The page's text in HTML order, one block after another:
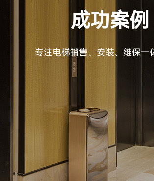
成功案例
专注电梯销售、安装、维保一